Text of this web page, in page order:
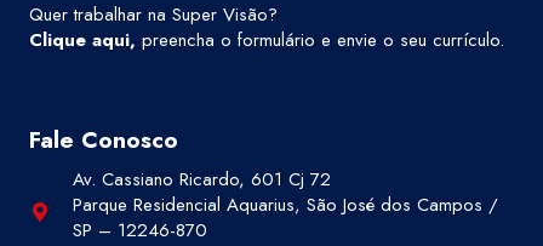
Quer trabalhar na Super Visão?
Clique aqui, preencha o formulário e envie o seu currículo.
Fale Conosco
Av. Cassiano Ricardo, 601 Cj 72
Parque Residencial Aquarius, São José dos Campos /
SP – 12246-870